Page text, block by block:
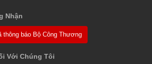
Nhận
thông báo Bộ Công Thương
Với Chúng Tôi